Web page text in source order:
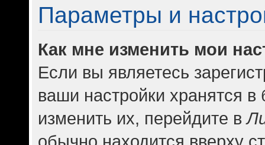
Параметры и
Как мне изменить мои
Если вы являетесь
ваши настройки хранятся
изменить их, перейдите в